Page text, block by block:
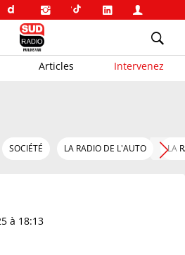
Articles Intervenez
SOCIÉTÉ LA RADIO DE L'AUTO LA
à 18:13